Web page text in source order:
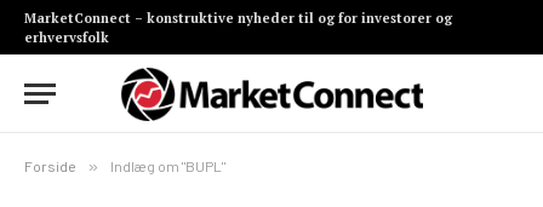
MarketConnect – konstruktive nyheder til og for investorer og
erhvervsfolk
Forside » Indlæg om "BUPL"